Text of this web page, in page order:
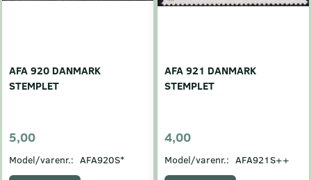
AFA 920 DANMARK
STEMPLET
5,00
Model/varenr.: AFA920S*
AFA 921 DANMARK
STEMPLET
4,00
Model/varenr.: AFA921S++